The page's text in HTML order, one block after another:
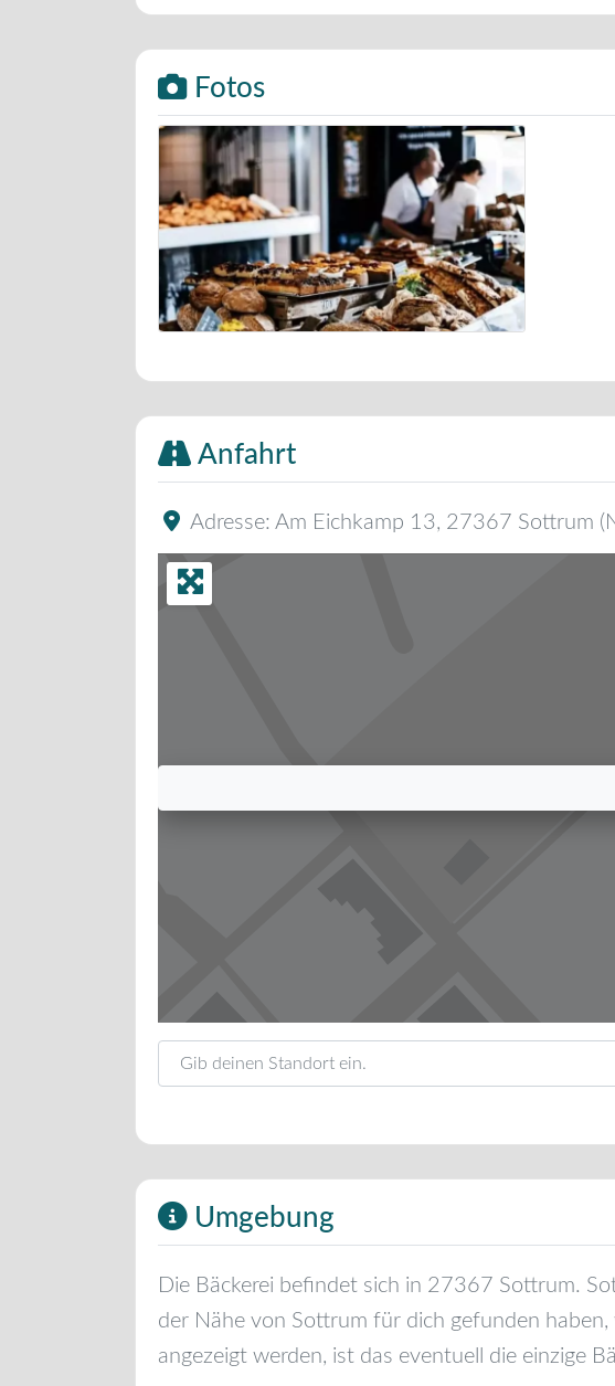
Fotos
Bäckerei Musterbild
Anfahrt
Adresse: Am Eichkamp 13, 27367 Sottrum (
Umgebung
Die Bäckerei befindet sich in 27367 Sottrum.
der Nähe von Sottrum für dich gefunden
angezeigt werden, ist das eventuell die einzige